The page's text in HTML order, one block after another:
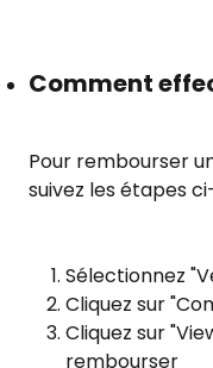
Comment
Pour rembourser
suivez les étapes
Sélectionnez
Cliquez sur
Cliquez sur
rembourser